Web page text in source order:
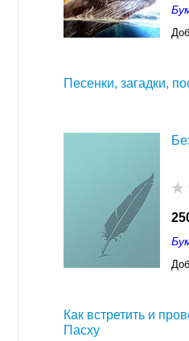
Песенки, загадки,
Как встретить и
Пасху